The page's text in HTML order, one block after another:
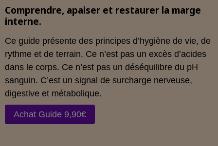
Comprendre, apaiser et restaurer la marge
interne.
Ce guide présente des principes d’hygiène de vie, de
rythme et de terrain. Ce n’est pas un excès d’acides
dans le corps. Ce n’est pas un déséquilibre du pH
sanguin. C’est un signal de surcharge nerveuse,
digestive et métabolique.
Achat Guide 9,90€